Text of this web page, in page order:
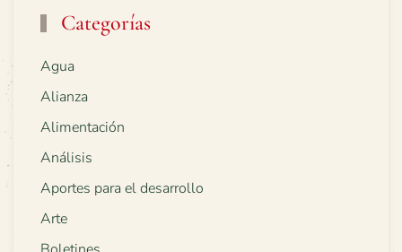
Categorías
Agua
Alianza
Alimentación
Análisis
Aportes para el desarrollo
Arte